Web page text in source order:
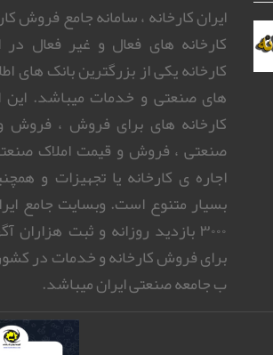
ایران کارخانه ، سامانه جامع فروش
کارخانه های فعال و غیر فعال در
کارخانه یکی از بزرگترین بانک های
های صنعتی و خدمات میباشد. این
کارخانه های برای فروش ، فروش
صنعتی ، فروش و قیمت املاک
اجاره ی کارخانه یا تجهیزات و
بسیار متنوع است. وبسایت جامع
۳۰۰۰ بازدید روزانه و ثبت
برای فروش کارخانه و خدمات در
ب جامعه صنعتی ایران میباشد.